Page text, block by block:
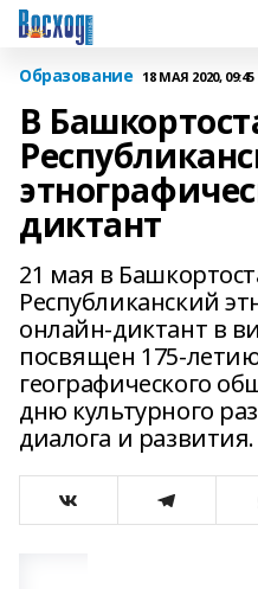
Образование 18 МАЯ 2020, 09:45
В
диктант
21 мая в
Республиканский
онлайн-диктант в
посвящен 175-
географического
дню культурного
диалога и развития.